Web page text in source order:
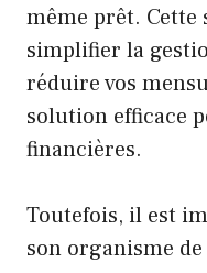
même prêt.
simplifier la
réduire vos
solution efficace
financières.
Toutefois, il est
son organisme